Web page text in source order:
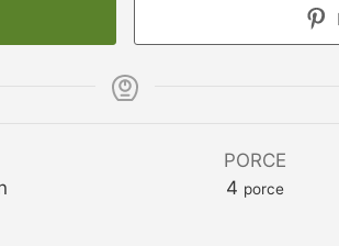
PORCE
4 porce